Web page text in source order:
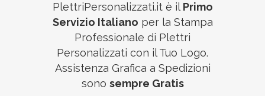
PlettriPersonalizzati.it è il Primo
Servizio Italiano per la Stampa
Professionale di Plettri
Personalizzati con il Tuo Logo.
Assistenza Grafica a Spedizioni
sono sempre Gratis